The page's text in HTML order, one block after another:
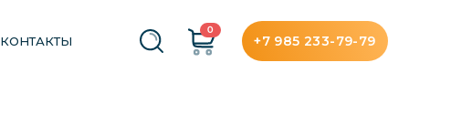
КОНТАКТЫ
0
+7 985 233-79-79